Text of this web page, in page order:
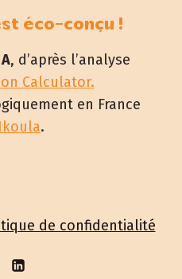
éco-conçu !
, d’après l’analyse
Calculator.
en France
Ikoula.
de confidentialité